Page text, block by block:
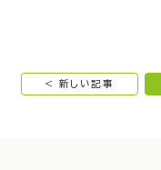
< 新しい記事